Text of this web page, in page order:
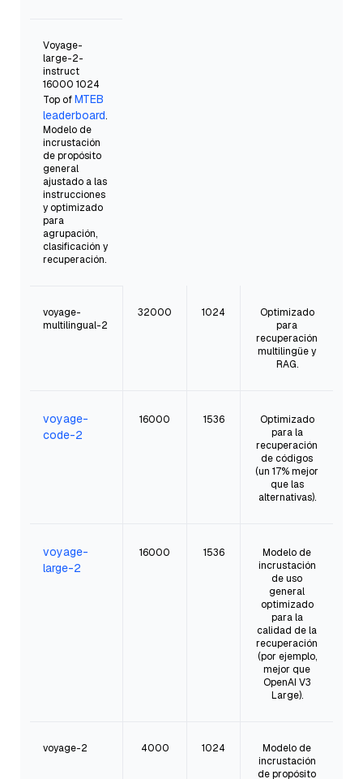
Voyage-
large-2-
instruct
16000 1024
Top ofMTEB
leaderboard.
Modelo de
incrustación
de propósito
general
ajustado a las
instrucciones
y optimizado
para
agrupación,
clasificación y
recuperación.
voyage-
multilingual-2
32000 1024
Optimizado
para
recuperación
multilingüe y
RAG.
voyage-
code-2
16000 1536
Optimizado
para la
recuperación
de códigos
(un 17% mejor
que las
alternativas).
voyage-
large-2
16000 1536
Modelo de
incrustación
de uso
general
optimizado
para la
calidad de la
recuperación
(por ejemplo,
mejor que
OpenAI V3
Large).
voyage-2 4000 1024
Modelo de
incrustación
de propósito